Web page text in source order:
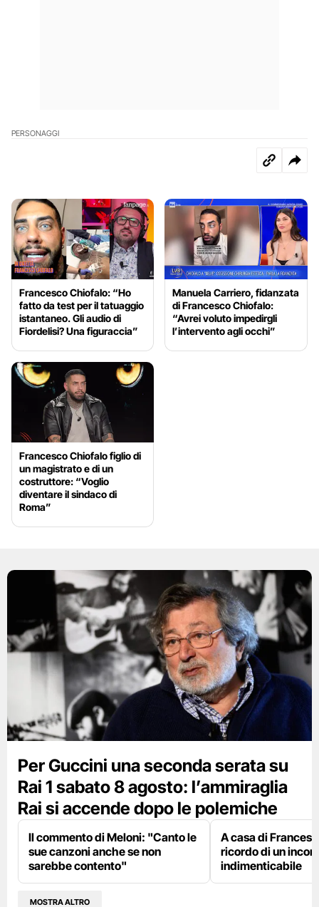
PERSONAGGI
Francesco Chiofalo: “Ho
fatto da test per il tatuaggio
istantaneo. Gli audio di
Fiordelisi? Una figuraccia”
Manuela Carriero, fidanzata
di Francesco Chiofalo:
“Avrei voluto impedirgli
l’intervento agli occhi”
Francesco Chiofalo figlio di
un magistrato e di un
costruttore: “Voglio
diventare il sindaco di
Roma”
Per Guccini una seconda serata su
Rai 1 sabato 8 agosto: l’ammiraglia
Rai si accende dopo le polemiche
Il commento di Meloni: "Canto le
sue canzoni anche se non
sarebbe contento"
A casa di
ricordo di un
indimenticabile
MOSTRA ALTRO